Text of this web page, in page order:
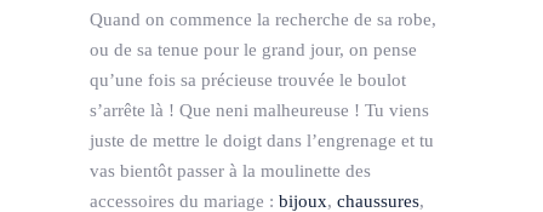
Quand on commence la recherche de sa robe,
ou de sa tenue pour le grand jour, on pense
qu’une fois sa précieuse trouvée le boulot
s’arrête là ! Que neni malheureuse ! Tu viens
juste de mettre le doigt dans l’engrenage et tu
vas bientôt passer à la moulinette des
accessoires du mariage : bijoux, chaussures,